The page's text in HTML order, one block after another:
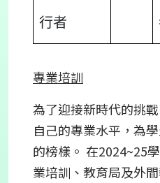
行者
專業培訓
為了迎接新時代的挑
自己的專業水平，為
的榜樣。 在2024~25
業培訓、教育局及外